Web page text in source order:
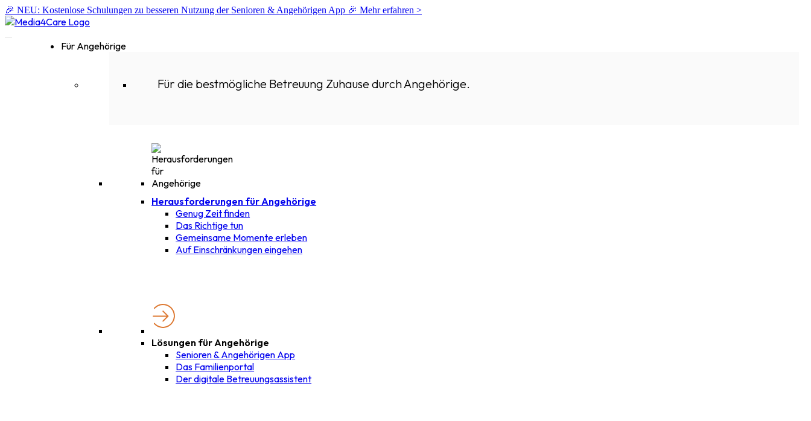
🎉 NEU: Kostenlose Schulungen zu besseren Nutzung der Senioren & Angehörigen App 🎉 Mehr erfahren >
Für Angehörige
Für die bestmögliche Betreuung Zuhause durch Angehörige.
Herausforderungen für Angehörige
Genug Zeit finden
Das Richtige tun
Gemeinsame Momente erleben
Auf Einschränkungen eingehen
Lösungen für Angehörige
Senioren & Angehörigen App
Das Familienportal
Der digitale Betreuungsassistent